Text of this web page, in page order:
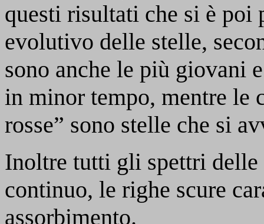
questi risultati che si è poi
evolutivo delle stelle,
sono anche le più giovani
in minor tempo, mentre le
rosse” sono stelle che si
Inoltre tutti gli spettri delle
continuo, le righe scure
assorbimento.